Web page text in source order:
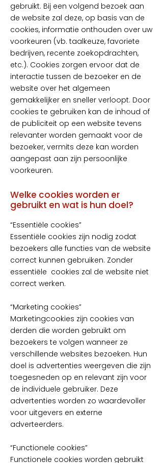
gebruikt. Bij een volgend bezoek aan
de website zal deze, op basis van de
cookies, informatie onthouden over uw
voorkeuren (vb. taalkeuze, favoriete
bedrijven, recente zoekopdrachten,
etc.). Cookies zorgen ervoor dat de
interactie tussen de bezoeker en de
website over het algemeen
gemakkelijker en sneller verloopt. Door
cookies te gebruiken kan de inhoud of
de publiciteit op een website tevens
relevanter worden gemaakt voor de
bezoeker, vermits deze kan worden
aangepast aan zijn persoonlijke
voorkeuren.
Welke cookies worden er
gebruikt en wat is hun doel?
“Essentiële cookies”
Essentiële cookies zijn nodig zodat
bezoekers alle functies van de website
correct kunnen gebruiken. Zonder
essentiële cookies zal de website niet
correct werken.
“Marketing cookies”
Marketingcookies zijn cookies van
derden die worden gebruikt om
bezoekers te volgen wanneer ze
verschillende websites bezoeken. Hun
doel is advertenties weergeven die zijn
toegesneden op en relevant zijn voor
de individuele gebruiker. Deze
advertenties worden zo waardevoller
voor uitgevers en externe
adverteerders.
“Functionele cookies”
Functionele cookies worden gebruikt